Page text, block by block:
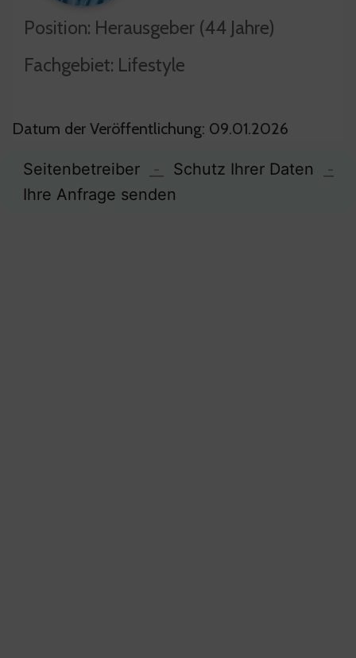
Position: Herausgeber (44 Jahre)
Fachgebiet: Lifestyle
Datum der Veröffentlichung: 09.01.2026
Seitenbetreiber - Schutz Ihrer Daten
-
Ihre Anfrage senden